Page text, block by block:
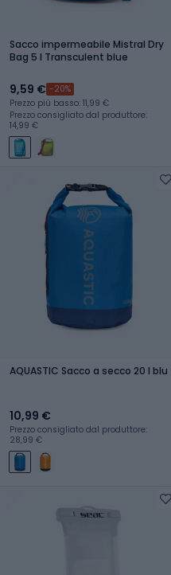
Sacco impermeabile Mistral Dry
Bag 5 l Transculent blue
9,59 € -20%
Prezzo più basso: 11,99 €
Prezzo consigliato dal produttore:
14,99 €
AQUASTIC Sacco a secco 20 l blu
10,99 €
Prezzo consigliato dal produttore:
28,99 €